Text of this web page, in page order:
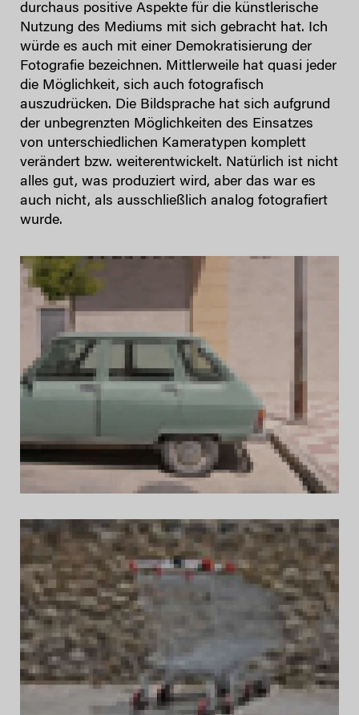
durchaus positive Aspekte für die künstlerische
Nutzung des Mediums mit sich gebracht hat. Ich
würde es auch mit einer Demokratisierung der
Fotografie bezeichnen. Mittlerweile hat quasi jeder
die Möglichkeit, sich auch fotografisch
auszudrücken. Die Bildsprache hat sich aufgrund
der unbegrenzten Möglichkeiten des Einsatzes
von unterschiedlichen Kameratypen komplett
verändert bzw. weiterentwickelt. Natürlich ist nicht
alles gut, was produziert wird, aber das war es
auch nicht, als ausschließlich analog fotografiert
wurde.